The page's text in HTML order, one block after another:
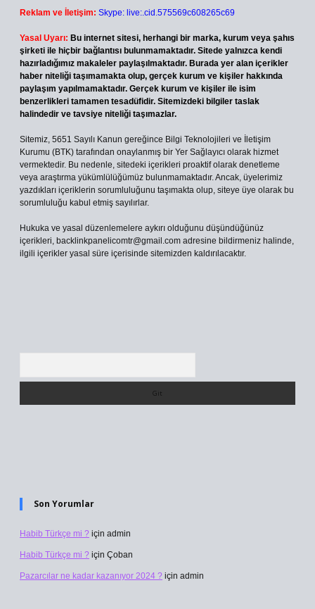
Reklam ve İletişim: Skype: live:.cid.575569c608265c69
Yasal Uyarı: Bu internet sitesi, herhangi bir marka, kurum veya şahıs
şirketi ile hiçbir bağlantısı bulunmamaktadır. Sitede yalnızca kendi
hazırladığımız makaleler paylaşılmaktadır. Burada yer alan içerikler
haber niteliği taşımamakta olup, gerçek kurum ve kişiler hakkında
paylaşım yapılmamaktadır. Gerçek kurum ve kişiler ile isim
benzerlikleri tamamen tesadüfidir. Sitemizdeki bilgiler taslak
halindedir ve tavsiye niteliği taşımazlar.
Sitemiz, 5651 Sayılı Kanun gereğince Bilgi Teknolojileri ve İletişim
Kurumu (BTK) tarafından onaylanmış bir Yer Sağlayıcı olarak hizmet
vermektedir. Bu nedenle, sitedeki içerikleri proaktif olarak denetleme
veya araştırma yükümlülüğümüz bulunmamaktadır. Ancak, üyelerimiz
yazdıkları içeriklerin sorumluluğunu taşımakta olup, siteye üye olarak bu
sorumluluğu kabul etmiş sayılırlar.
Hukuka ve yasal düzenlemelere aykırı olduğunu düşündüğünüz
içerikleri, backlinkpanelicomtr@gmail.com adresine bildirmeniz halinde,
ilgili içerikler yasal süre içerisinde sitemizden kaldırılacaktır.
Son Yorumlar
Habib Türkçe mi ? için admin
Habib Türkçe mi ? için Çoban
Pazarcılar ne kadar kazanıyor 2024 ? için admin